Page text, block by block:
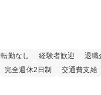
転勤なし 経験者歓迎 退職
完全週休2日制 交通費支給